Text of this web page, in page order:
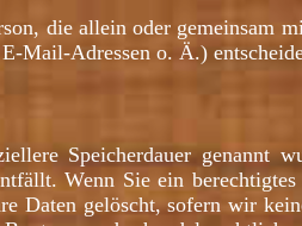
die allein oder gemeinsam
Mail-Adressen o. Ä.)
Speicherdauer genannt
Wenn Sie ein berechtigtes
Daten gelöscht, sofern wir